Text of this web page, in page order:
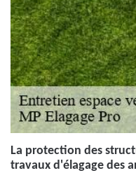
La protection des
travaux d'élagage des